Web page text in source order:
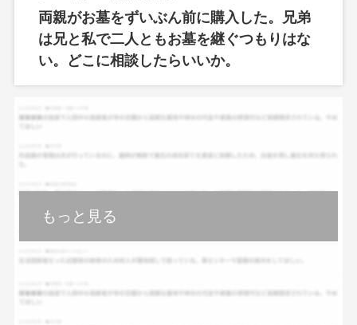
両親がお墓をずいぶん前に購入した。兄弟
は兄と私で二人ともお墓を継ぐつもりはな
い。どこに相談したらいいか。
もっと見る